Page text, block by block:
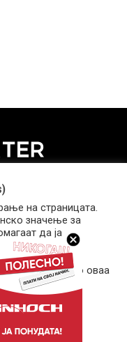
of Clip Media Group
за користење
на страницата.
значење за
да ја
и вашето
и пристап до оваа